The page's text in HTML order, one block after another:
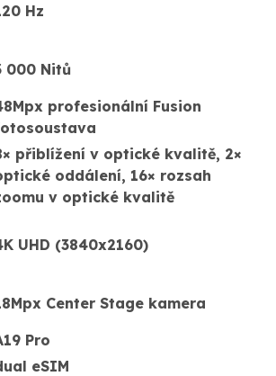
Hz
000 Nitů
profesionální Fusion
přiblížení v optické kvalitě, 2×
oddálení, 16× rozsah
v optické kvalitě
UHD (3840x2160)
Center Stage kamera
Pro
eSIM